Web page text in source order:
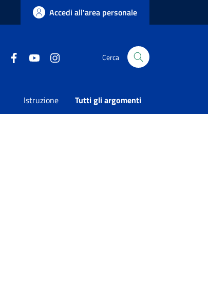
Accedi all'area personale
FacebookYoutube Cerca
Istruzione Tutti gli argomenti